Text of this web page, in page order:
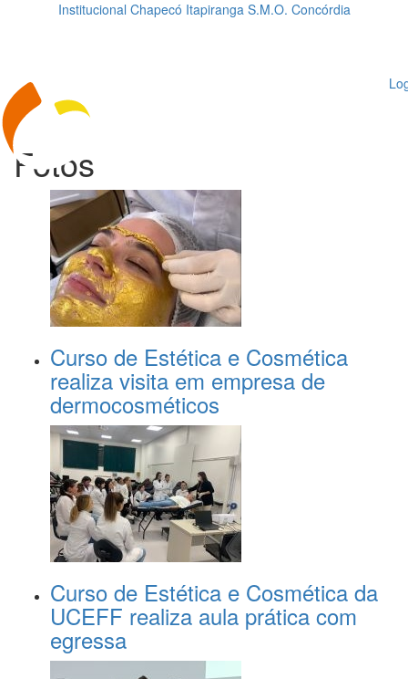
Institucional Chapecó Itapiranga S.M.O. Concórdia
Fotos
Curso de Estética e Cosmética
realiza visita em empresa de
dermocosméticos
Curso de Estética e Cosmética da
UCEFF realiza aula prática com
egressa